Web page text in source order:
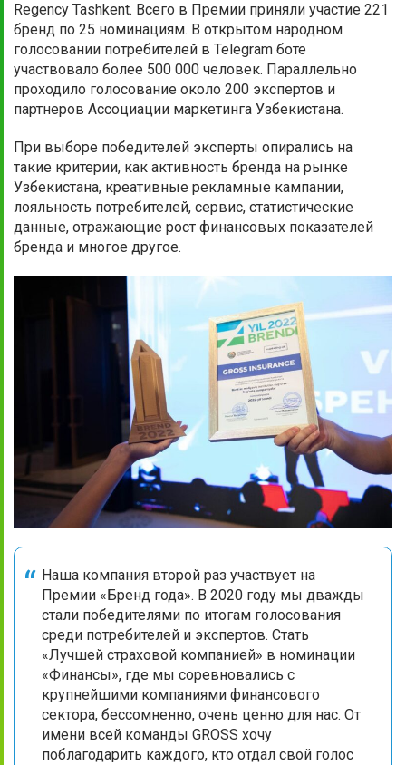
Regency Tashkent. Всего в Премии приняли участие 221
бренд по 25 номинациям. В открытом народном
голосовании потребителей в Telegram боте
участвовало более 500 000 человек. Параллельно
проходило голосование около 200 экспертов и
партнеров Ассоциации маркетинга Узбекистана.
При выборе победителей эксперты опирались на
такие критерии, как активность бренда на рынке
Узбекистана, креативные рекламные кампании,
лояльность потребителей, сервис, статистические
данные, отражающие рост финансовых показателей
бренда и многое другое.
Наша компания второй раз участвует на
Премии «Бренд года». В 2020 году мы дважды
стали победителями по итогам голосования
среди потребителей и экспертов. Стать
«Лучшей страховой компанией» в номинации
«Финансы», где мы соревновались с
крупнейшими компаниями финансового
сектора, бессомненно, очень ценно для нас. От
имени всей команды GROSS хочу
поблагодарить каждого, кто отдал свой голос